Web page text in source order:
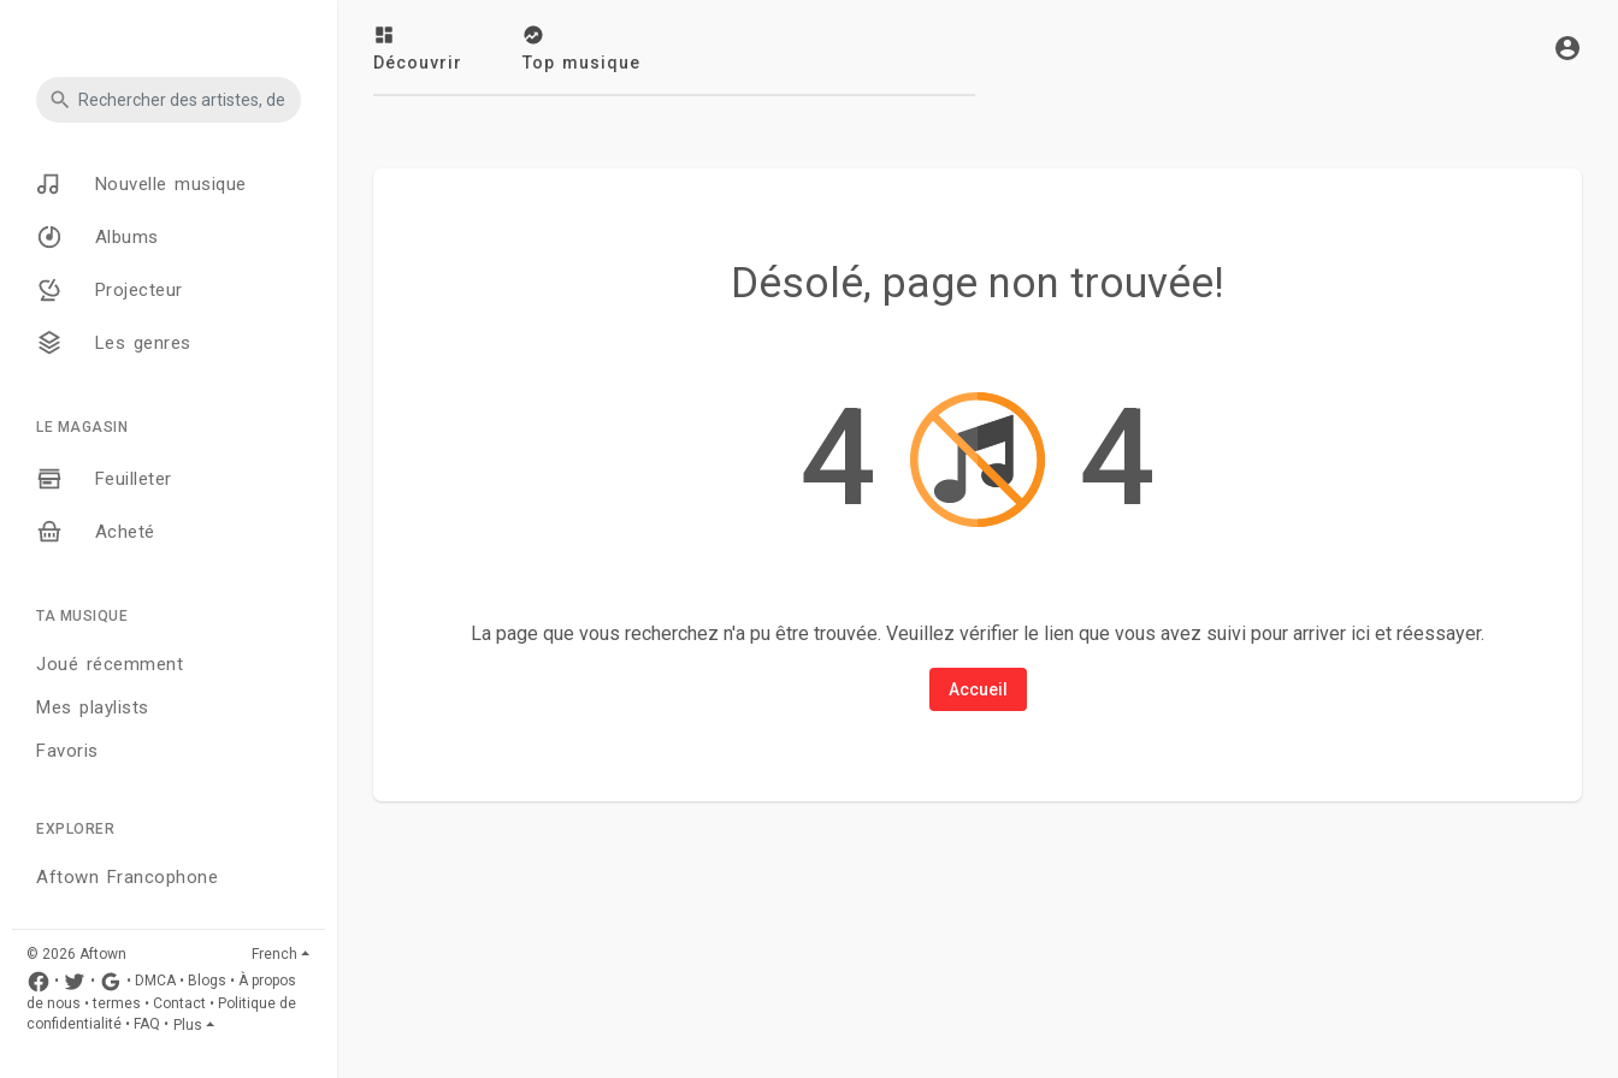
Nouvelle musique
Albums
Projecteur
Les genres
LE MAGASIN
Feuilleter
Acheté
TA MUSIQUE
Joué récemment
Mes playlists
Favoris
EXPLORER
Aftown Francophone
© 2026 Aftown
French
•
• • DMCA • Blogs • À propos
de nous •termes • Contact • Politique de
confidentialité • FAQ • Plus
Découvrir Top musique
Désolé, page non trouvée!
4 4
La page que vous recherchez n'a pu être trouvée. Veuillez vérifier le lien que vous avez suivi pour arriver ici et réessayer.
Accueil